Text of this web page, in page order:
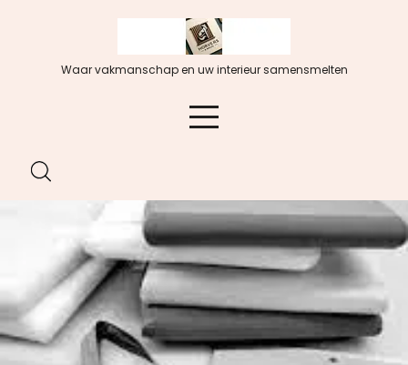
Waar vakmanschap en uw interieur samensmelten